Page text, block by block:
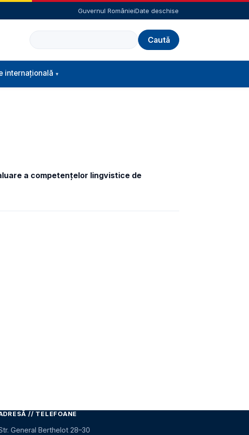
Guvernul RomânieiDate deschise
Caută
internațională
a competențelor lingvistice de
// TELEFOANE
General Berthelot 28–30